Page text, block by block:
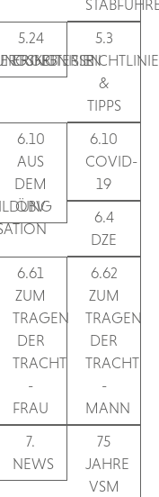
5.24
ERGEBNISSE
5.3
&
TIPPS
6.10
AUS
DEM
ÖBV
6.10
COVID-
19
6.4
DZE
6.61
ZUM
TRAGEN
DER
TRACHT
-
FRAU
6.62
ZUM
TRAGEN
DER
TRACHT
-
MANN
7.
NEWS
75
JAHRE
VSM